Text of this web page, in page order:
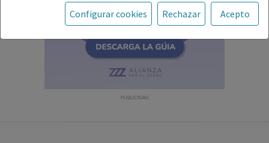
referida a productos del mercado español y, por
tanto, dirigida a profesionales sanitarios legalmente
facultados para prescribir o dispensar medicamentos
con ejercicio profesional. La información técnica de los
fármacos se facilita a título meramente informativo,
Configurar cookies Rechazar Acepto
PUBLICIDAD